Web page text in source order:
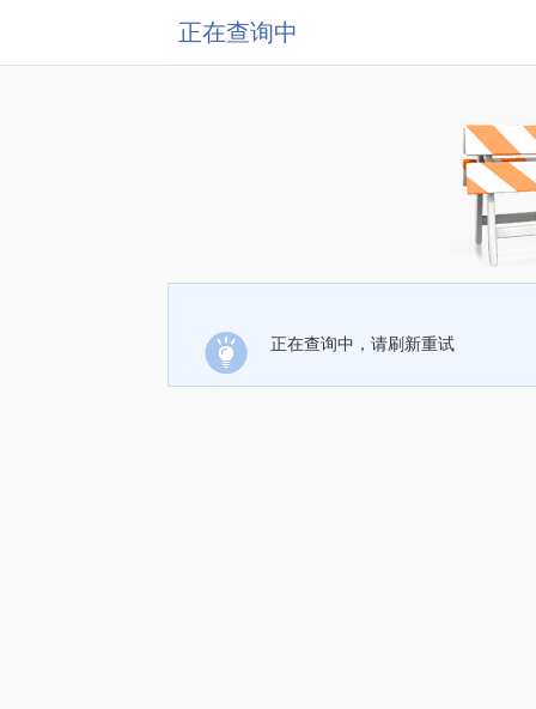
正在查询中
正在查询中，请刷新重试